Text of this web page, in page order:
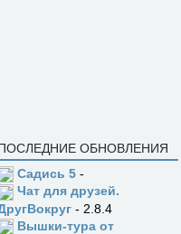
ОБНОВЛЕНИЯ
Садись 5 -
Чат для друзей.
- 2.8.4
Вышки-тура от